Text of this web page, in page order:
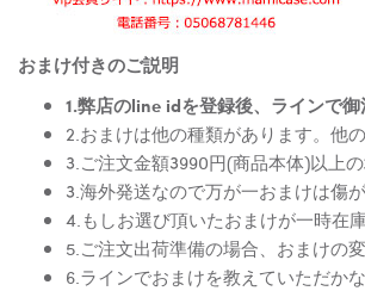
おまけ付きのご説明
1.弊店のline idを登録後、ラインで
2.おまけは他の種類があります。他
3.ご注文金額3990円(商品本体)以上
3.海外発送なので万が一おまけは傷
4.もしお選び頂いたおまけが一時在
5.ご注文出荷準備の場合、おまけの
6.ラインでおまけを教えていただか